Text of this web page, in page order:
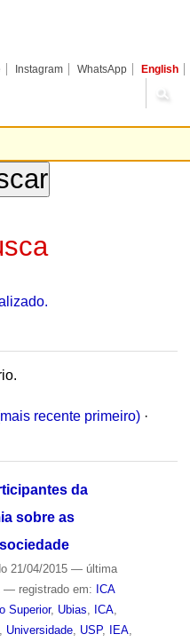
Instagram WhatsApp English
recente primeiro) ·
da
sobre as
21/04/2015 — última
— registrado em: ICA
Superior, Ubias ICA,
Universidade, USP, IEA,